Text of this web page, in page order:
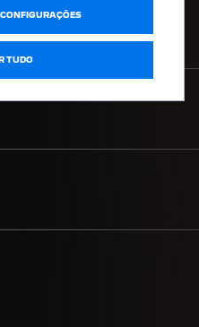
CONFIGURAÇÕES
TUDO